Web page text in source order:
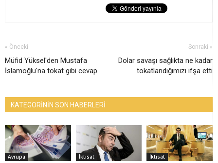
« Önceki
Müfid Yüksel'den Mustafa
İslamoğlu'na tokat gibi cevap
Sonraki »
Dolar savaşı sağlıkta ne kadar
tokatlandığımızı ifşa etti
KATEGORİNİN SON HABERLERİ
Avrupa İktisat İktisat